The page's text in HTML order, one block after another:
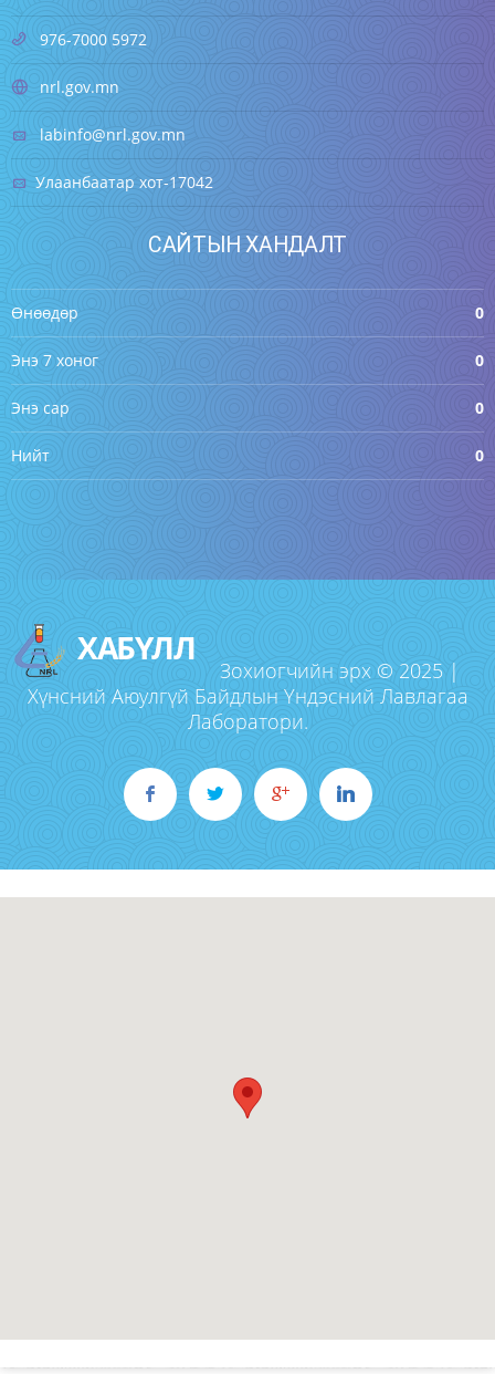
976-7000 5972
nrl.gov.mn
labinfo@nrl.gov.mn
Улаанбаатар хот-17042
САЙТЫН ХАНДАЛТ
Өнөөдөр 0
Энэ 7 хоног 0
Энэ сар 0
Нийт 0
ХАБҮЛЛ
Зохиогчийн эрх © 2025 |
Хүнсний Аюулгүй Байдлын Үндэсний Лавлагаа
Лаборатори.